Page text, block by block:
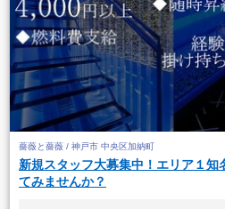
薔薇と薔薇 / 神戸市 中央区加納町
新規スタッフ大募集中！エリア１
てみませんか？